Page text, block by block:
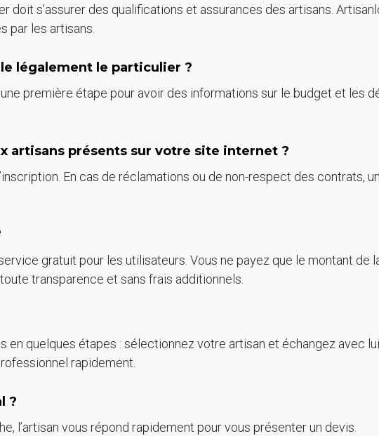
doit s’assurer des qualifications et assurances des artisans.
par les artisans.
légalement le particulier ?
première étape pour avoir des informations sur le budget et les
artisans présents sur votre site internet ?
En cas de réclamations ou de non-respect des contrats,
gratuit pour les utilisateurs. Vous ne payez que le montant
transparence et sans frais additionnels.
en quelques étapes : sélectionnez votre artisan et échangez avec
rapidement.
?
l’artisan vous répond rapidement pour vous présenter un devis.